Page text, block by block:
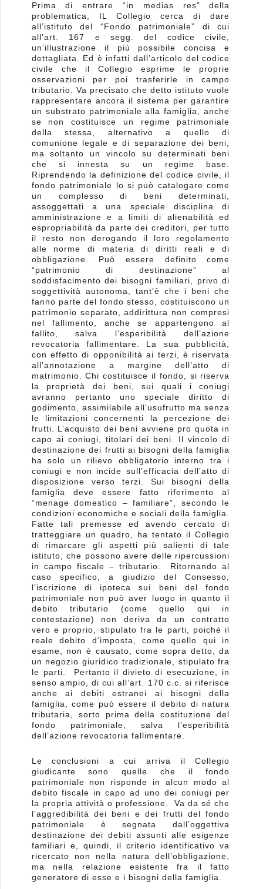
Prima di entrare “in medias res” della
problematica, IL Collegio cerca di dare
all’istituto del “Fondo patrimoniale” di cui
all’art. 167 e segg. del codice civile,
un’illustrazione il più possibile concisa e
dettagliata. Ed è infatti dall’articolo del codice
civile che il Collegio esprime le proprie
osservazioni per poi trasferirle in campo
tributario. Va precisato che detto istituto vuole
rappresentare ancora il sistema per garantire
un substrato patrimoniale alla famiglia, anche
se non costituisce un regime patrimoniale
della stessa, alternativo a quello di
comunione legale e di separazione dei beni,
ma soltanto un vincolo su determinati beni
che si innesta su un regime base.
Riprendendo la definizione del codice civile, il
fondo patrimoniale lo si può catalogare come
un complesso di beni determinati,
assoggettati a una speciale disciplina di
amministrazione e a limiti di alienabilità ed
espropriabilità da parte dei creditori, per tutto
il resto non derogando il loro regolamento
alle norme di materia di diritti reali e di
obbligazione. Può essere definito come
“patrimonio di destinazione” al
soddisfacimento dei bisogni familiari, privo di
soggettività autonoma, tant’è che i beni che
fanno parte del fondo stesso, costituiscono un
patrimonio separato, addirittura non compresi
nel fallimento, anche se appartengono al
fallito, salva l’esperibilità dell’azione
revocatoria fallimentare. La sua pubblicità,
con effetto di opponibilità ai terzi, è riservata
all’annotazione a margine dell’atto di
matrimonio. Chi costituisce il fondo, si riserva
la proprietà dei beni, sui quali i coniugi
avranno pertanto uno speciale diritto di
godimento, assimilabile all’usufrutto ma senza
le limitazioni concernenti la percezione dei
frutti. L’acquisto dei beni avviene pro quota in
capo ai coniugi, titolari dei beni. Il vincolo di
destinazione dei frutti ai bisogni della famiglia
ha solo un rilievo obbligatorio interno tra i
coniugi e non incide sull’efficacia dell’atto di
disposizione verso terzi. Sui bisogni della
famiglia deve essere fatto riferimento al
“menage domestico – familiare”, secondo le
condizioni economiche e sociali della famiglia.
Fatte tali premesse ed avendo cercato di
tratteggiare un quadro, ha tentato il Collegio
di rimarcare gli aspetti più salienti di tale
istituto, che possono avere delle ripercussioni
in campo fiscale – tributario. Ritornando al
caso specifico, a giudizio del Consesso,
l’iscrizione di ipoteca sui beni del fondo
patrimoniale non può aver luogo in quanto il
debito tributario (come quello qui in
contestazione) non deriva da un contratto
vero e proprio, stipulato fra le parti, poiché il
reale debito d’imposta, come quello qui in
esame, non è causato, come sopra detto, da
un negozio giuridico tradizionale, stipulato fra
le parti. Pertanto il divieto di esecuzione, in
senso ampio, di cui all’art. 170 c.c. si riferisce
anche ai debiti estranei ai bisogni della
famiglia, come può essere il debito di natura
tributaria, sorto prima della costituzione del
fondo patrimoniale, salva l’esperibilità
dell’azione revocatoria fallimentare.
Le conclusioni a cui arriva il Collegio
giudicante sono quelle che il fondo
patrimoniale non risponde in alcun modo al
debito fiscale in capo ad uno dei coniugi per
la propria attività o professione. Va da sé che
l’aggredibilità dei beni e dei frutti del fondo
patrimoniale è segnata dall’oggettiva
destinazione dei debiti assunti alle esigenze
familiari e, quindi, il criterio identificativo va
ricercato non nella natura dell’obbligazione,
ma nella relazione esistente fra il fatto
generatore di esse e i bisogni della famiglia.